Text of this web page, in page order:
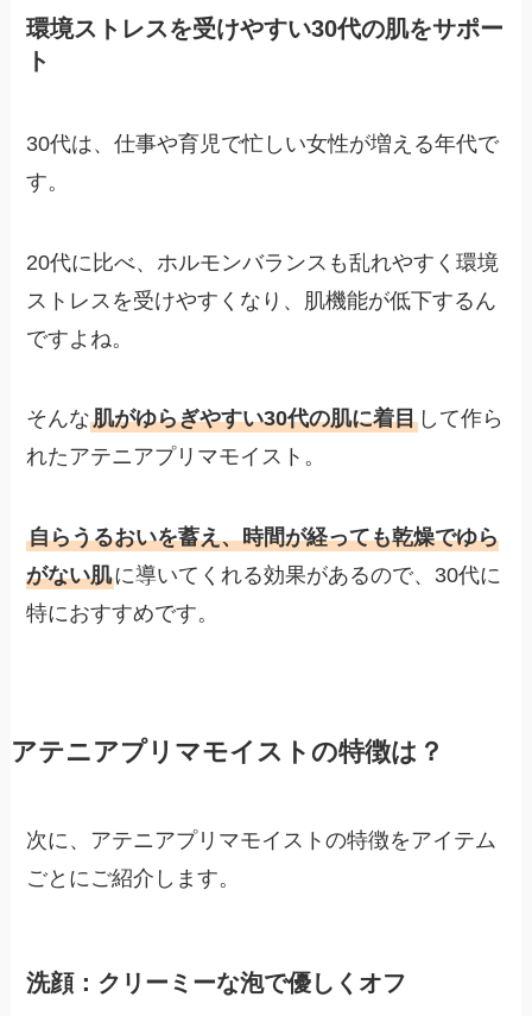
環境ストレスを受けやすい30代の肌をサポー
ト
30代は、仕事や育児で忙しい女性が増える年代で
す。
20代に比べ、ホルモンバランスも乱れやすく環境
ストレスを受けやすくなり、肌機能が低下するん
ですよね。
そんな肌がゆらぎやすい30代の肌に着目 して作ら
れたアテニアプリマモイスト。
自らうるおいを蓄え、時間が経っても乾燥でゆら
がない肌に導いてくれる効果があるので、30代に
特におすすめです。
アテニアプリマモイストの特徴は？
次に、アテニアプリマモイストの特徴をアイテム
ごとにご紹介します。
洗顔：クリーミーな泡で優しくオフ